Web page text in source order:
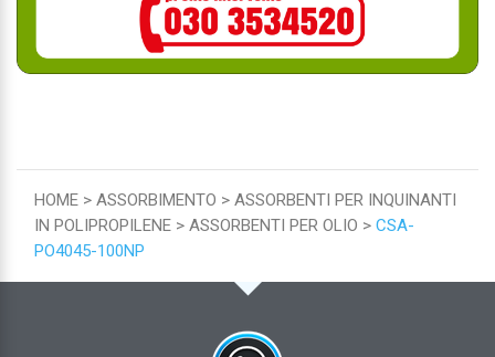
HOME ASSORBIMENTO
ASSORBENTI PER INQUINANTI
IN POLIPROPILENE
ASSORBENTI PER OLIO
CSA-
PO4045-100NP